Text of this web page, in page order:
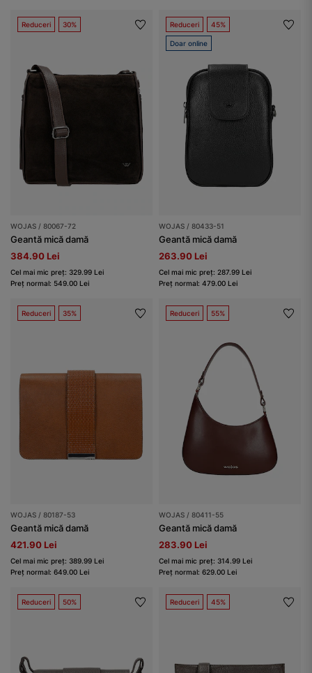
Reduceri 30%
WOJAS / 80067-72
Geantă mică damă
384.90 Lei
Cel mai mic preț: 329.99 Lei
Preț normal: 549.00 Lei
Reduceri 45%
Doar online
WOJAS / 80433-51
Geantă mică damă
263.90 Lei
Cel mai mic preț: 287.99 Lei
Preț normal: 479.00 Lei
Reduceri 35%
WOJAS / 80187-53
Geantă mică damă
421.90 Lei
Cel mai mic preț: 389.99 Lei
Preț normal: 649.00 Lei
Reduceri 55%
WOJAS / 80411-55
Geantă mică damă
283.90 Lei
Cel mai mic preț: 314.99 Lei
Preț normal: 629.00 Lei
Reduceri 50% Reduceri 45%